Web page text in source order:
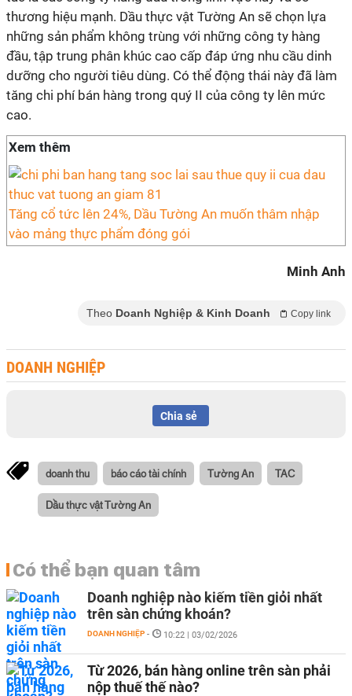
thương hiệu mạnh. Dầu thực vật Tường An sẽ chọn lựa
những sản phẩm không trùng với những công ty hàng
đầu, tập trung phân khúc cao cấp đáp ứng nhu cầu dinh
dưỡng cho người tiêu dùng. Có thể động thái này đã làm
tăng chi phí bán hàng trong quý II của công ty lên mức
cao.
Xem thêm
Tăng cổ tức lên 24%, Dầu Tường An muốn thâm nhập
vào mảng thực phẩm đóng gói
Minh Anh
Theo Doanh Nghiệp & Kinh Doanh Copy link
DOANH NGHIỆP
Chia sẻ
doanh thu báo cáo tài chính Tường An TAC
Dầu thực vật Tường An
Có thể bạn quan tâm
Doanh nghiệp nào kiếm tiền giỏi nhất
trên sàn chứng khoán?
DOANH NGHIỆP - 10:22 | 03/02/2026
Từ 2026, bán hàng online trên sàn phải
nộp thuế thế nào?